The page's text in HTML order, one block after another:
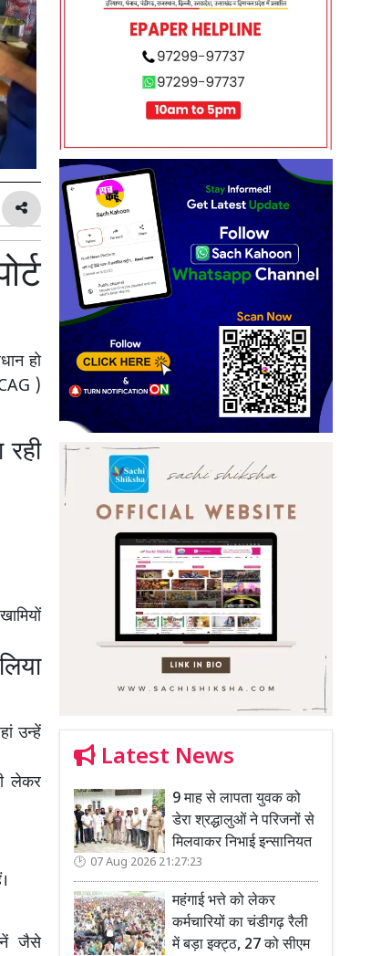
हो
)
उन्हें
लेकर
जैसे
Latest News
9 माह से लापता युवक को
डेरा श्रद्धालुओं ने परिजनों से
मिलवाकर निभाई इन्सानियत
07 Aug 2026 21:27:23
महंगाई भत्ते को लेकर
कर्मचारियों का चंडीगढ़ रैली
में बड़ा इक्ट्ठ, 27 को सीएम